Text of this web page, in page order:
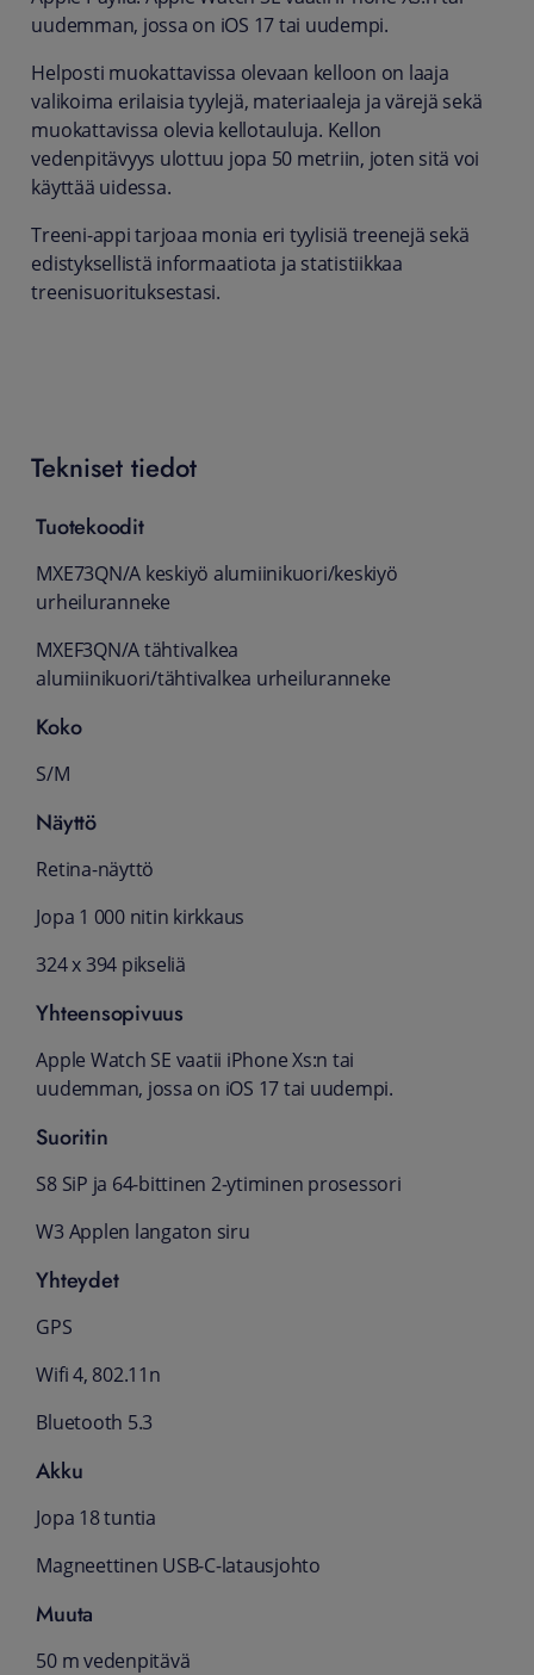
uudemman, jossa on iOS 17 tai uudempi.
Helposti muokattavissa olevaan kelloon on laaja
valikoima erilaisia tyylejä, materiaaleja ja värejä sekä
muokattavissa olevia kellotauluja. Kellon
vedenpitävyys ulottuu jopa 50 metriin, joten sitä voi
käyttää uidessa.
Treeni-appi tarjoaa monia eri tyylisiä treenejä sekä
edistyksellistä informaatiota ja statistiikkaa
treenisuorituksestasi.
Tekniset tiedot
Tuotekoodit
MXE73QN/A keskiyö alumiinikuori/keskiyö
urheiluranneke
MXEF3QN/A tähtivalkea
alumiinikuori/tähtivalkea urheiluranneke
Koko
S/M
Näyttö
Retina-näyttö
Jopa 1 000 nitin kirkkaus
324 x 394 pikseliä
Yhteensopivuus
Apple Watch SE vaatii iPhone Xs:n tai
uudemman, jossa on iOS 17 tai uudempi.
Suoritin
S8 SiP ja 64‑bittinen 2‑ytiminen prosessori
W3 Applen langaton siru
Yhteydet
GPS
Wifi 4, 802.11n
Bluetooth 5.3
Akku
Jopa 18 tuntia
Magneettinen USB‑C-lataus­johto
Muuta
50 m vedenpitävä